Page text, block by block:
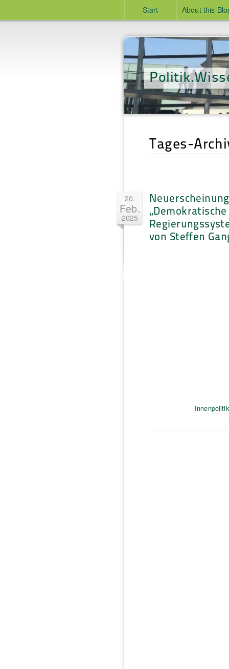
Start About this
Tages-
20.
Feb.
2025
„Demokratische
von Steffen
Innenpolitik